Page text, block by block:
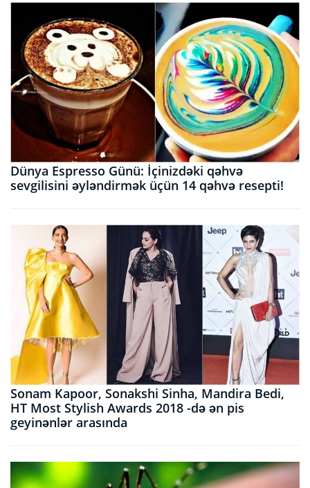
Dünya Espresso Günü: İçinizdəki qəhvə
sevgilisini əyləndirmək üçün 14 qəhvə resepti!
Sonam Kapoor, Sonakshi Sinha, Mandira Bedi,
HT Most Stylish Awards 2018 -də ən pis
geyinənlər arasında